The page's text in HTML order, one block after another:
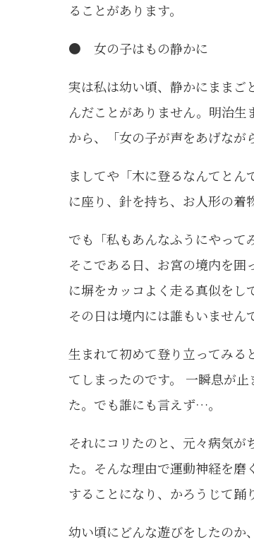
ることがあります。
● 女の子はもの静かに
実は私は幼い頃、静かにままご
んだことがありません。明治
から、「女の子が声をあげなが
ましてや「木に登るなんてと
に座り、針を持ち、お人形の着
でも「私もあんなふうにやって
そこである日、お宮の境内を囲
に塀をカッコよく走る真似をし
その日は境内には誰もいません
生まれて初めて登り立ってみる
てしまったのです。 一瞬息が
た。でも誰にも言えず…。
それにコリたのと、元々病気が
た。そんな理由で運動神経を磨
することになり、かろうじて踊
幼い頃にどんな遊びをしたのか